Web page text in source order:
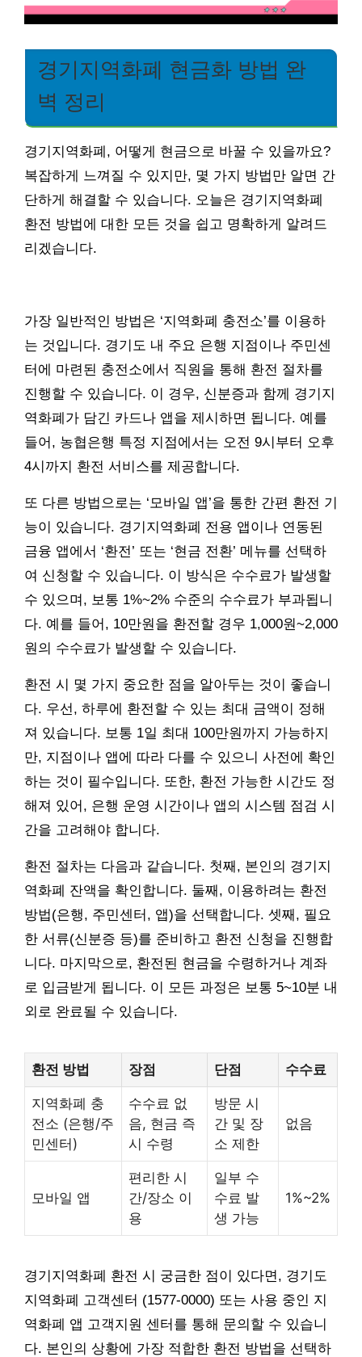
경기지역화폐 현금화 방법 완
벽 정리
경기지역화폐, 어떻게 현금으로 바꿀 수 있을까요?
복잡하게 느껴질 수 있지만, 몇 가지 방법만 알면 간
단하게 해결할 수 있습니다. 오늘은 경기지역화폐
환전 방법에 대한 모든 것을 쉽고 명확하게 알려드
리겠습니다.
가장 일반적인 방법은 ‘지역화폐 충전소’를 이용하
는 것입니다. 경기도 내 주요 은행 지점이나 주민센
터에 마련된 충전소에서 직원을 통해 환전 절차를
진행할 수 있습니다. 이 경우, 신분증과 함께 경기지
역화폐가 담긴 카드나 앱을 제시하면 됩니다. 예를
들어, 농협은행 특정 지점에서는 오전 9시부터 오후
4시까지 환전 서비스를 제공합니다.
또 다른 방법으로는 ‘모바일 앱’을 통한 간편 환전 기
능이 있습니다. 경기지역화폐 전용 앱이나 연동된
금융 앱에서 ‘환전’ 또는 ‘현금 전환’ 메뉴를 선택하
여 신청할 수 있습니다. 이 방식은 수수료가 발생할
수 있으며, 보통 1%~2% 수준의 수수료가 부과됩니
다. 예를 들어, 10만원을 환전할 경우 1,000원~2,000
원의 수수료가 발생할 수 있습니다.
환전 시 몇 가지 중요한 점을 알아두는 것이 좋습니
다. 우선, 하루에 환전할 수 있는 최대 금액이 정해
져 있습니다. 보통 1일 최대 100만원까지 가능하지
만, 지점이나 앱에 따라 다를 수 있으니 사전에 확인
하는 것이 필수입니다. 또한, 환전 가능한 시간도 정
해져 있어, 은행 운영 시간이나 앱의 시스템 점검 시
간을 고려해야 합니다.
환전 절차는 다음과 같습니다. 첫째, 본인의 경기지
역화폐 잔액을 확인합니다. 둘째, 이용하려는 환전
방법(은행, 주민센터, 앱)을 선택합니다. 셋째, 필요
한 서류(신분증 등)를 준비하고 환전 신청을 진행합
니다. 마지막으로, 환전된 현금을 수령하거나 계좌
로 입금받게 됩니다. 이 모든 과정은 보통 5~10분 내
외로 완료될 수 있습니다.
환전 방법 장점 단점 수수료
지역화폐 충
전소 (은행/주
민센터)
수수료 없
음, 현금 즉
시 수령
방문 시
간 및 장
소 제한
없음
모바일 앱
편리한 시
간/장소 이
용
일부 수
수료 발
생 가능
1%~2%
경기지역화폐 환전 시 궁금한 점이 있다면, 경기도
지역화폐 고객센터 (1577-0000) 또는 사용 중인 지
역화폐 앱 고객지원 센터를 통해 문의할 수 있습니
다. 본인의 상황에 가장 적합한 환전 방법을 선택하